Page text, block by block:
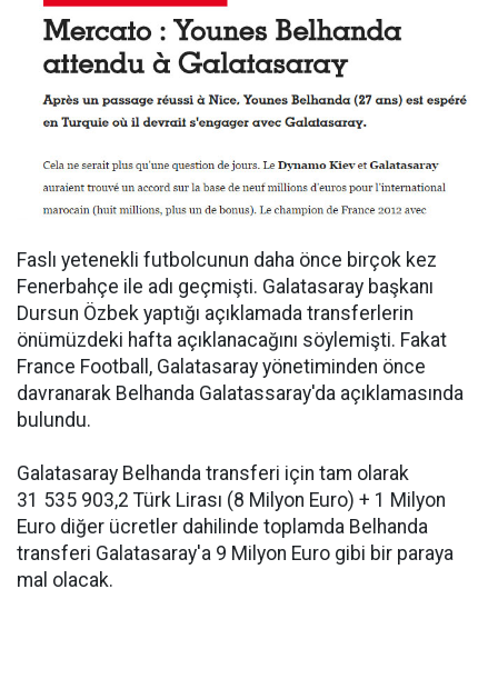
Faslı yetenekli futbolcunun daha önce birçok kez
Fenerbahçe ile adı geçmişti. Galatasaray başkanı
Dursun Özbek yaptığı açıklamada transferlerin
önümüzdeki hafta açıklanacağını söylemişti. Fakat
France Football, Galatasaray yönetiminden önce
davranarak Belhanda Galatassaray'da açıklamasında
bulundu.
Galatasaray Belhanda transferi için tam olarak
31 535 903,2 Türk Lirası (8 Milyon Euro) + 1 Milyon
Euro diğer ücretler dahilinde toplamda Belhanda
transferi Galatasaray'a 9 Milyon Euro gibi bir paraya
mal olacak.